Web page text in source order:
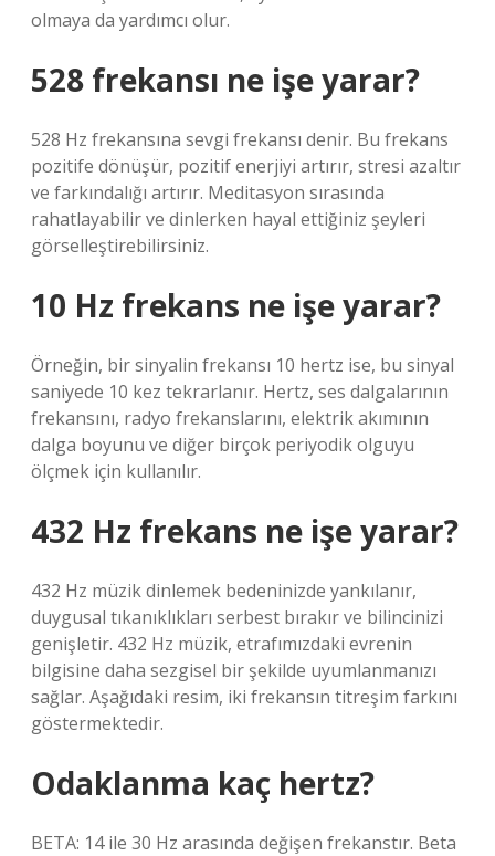
olmaya da yardımcı olur.
528 frekansı ne işe yarar?
528 Hz frekansına sevgi frekansı denir. Bu frekans
pozitife dönüşür, pozitif enerjiyi artırır, stresi azaltır
ve farkındalığı artırır. Meditasyon sırasında
rahatlayabilir ve dinlerken hayal ettiğiniz şeyleri
görselleştirebilirsiniz.
10 Hz frekans ne işe yarar?
Örneğin, bir sinyalin frekansı 10 hertz ise, bu sinyal
saniyede 10 kez tekrarlanır. Hertz, ses dalgalarının
frekansını, radyo frekanslarını, elektrik akımının
dalga boyunu ve diğer birçok periyodik olguyu
ölçmek için kullanılır.
432 Hz frekans ne işe yarar?
432 Hz müzik dinlemek bedeninizde yankılanır,
duygusal tıkanıklıkları serbest bırakır ve bilincinizi
genişletir. 432 Hz müzik, etrafımızdaki evrenin
bilgisine daha sezgisel bir şekilde uyumlanmanızı
sağlar. Aşağıdaki resim, iki frekansın titreşim farkını
göstermektedir.
Odaklanma kaç hertz?
BETA: 14 ile 30 Hz arasında değişen frekanstır. Beta